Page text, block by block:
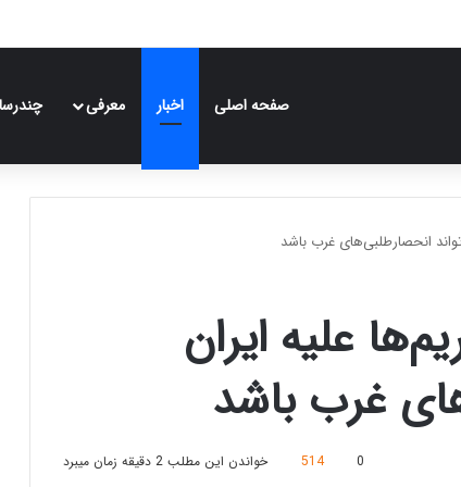
صفحه اصلی اخبار معرفی
انحصارطلبی‌های غرب باشد
علیه ایران
غرب باشد
0
514 خواندن این مطلب 2 دقیقه زمان میبرد